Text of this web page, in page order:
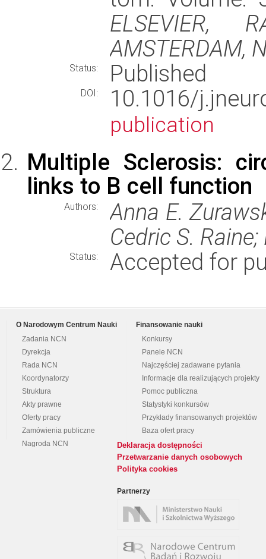
ELSEVIER,
AMSTERDAM,
Status: Published
DOI: 10.1016/
publication
Multiple Sclerosis:
links to B cell function
Authors:
Anna E.
Cedric S.
Status: Accepted for
O Narodowym Centrum Nauki
Zadania NCN
Dyrekcja
Rada NCN
Koordynatorzy
Struktura
Akty prawne
Oferty pracy
Zamówienia publiczne
Nagroda NCN
Finansowanie nauki
Konkursy
Panele NCN
Najczęściej zadawane pytania
Informacje dla realizujących projekty
Pomoc publiczna
Statystyki konkursów
Przykłady finansowanych projektów
Baza ofert pracy
Deklaracja dostępności
Przetwarzanie danych osobowych
Polityka cookies
Partnerzy